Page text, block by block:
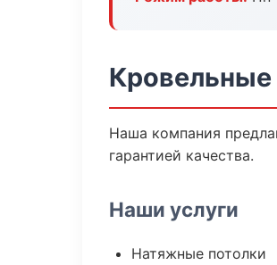
Кровельные
Наша компания
гарантией качества.
Наши услуги
Натяжные потолки